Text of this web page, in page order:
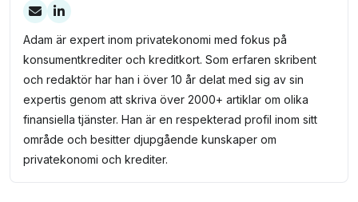
Adam är expert inom privatekonomi med fokus på
konsumentkrediter och kreditkort. Som erfaren skribent
och redaktör har han i över 10 år delat med sig av sin
expertis genom att skriva över 2000+ artiklar om olika
finansiella tjänster. Han är en respekterad profil inom sitt
område och besitter djupgående kunskaper om
privatekonomi och krediter.